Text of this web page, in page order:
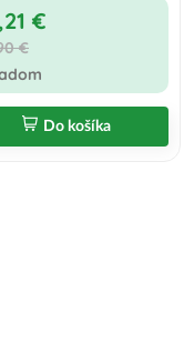
€
€
Do košíka